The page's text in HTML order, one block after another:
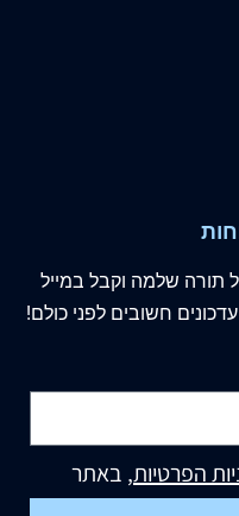
תורה שלמה וקבל במייל
חשובים לפני כולם!
הפרטיות, באתר